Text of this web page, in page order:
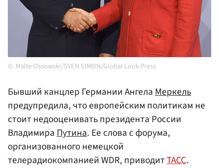
Malte Ossowski/SVEN SIMON/Global Look Press
Бывший канцлер Германии АнгелаМеркель
предупредила, что европейским политикам не
стоит недооценивать президента России
ВладимираПутина. Ее слова с форума,
организованного немецкой
телерадиокомпанией WDR, приводитТАСС.